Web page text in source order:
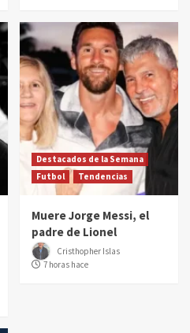
Destacados de la Semana
Futbol
Tendencias
Muere Jorge Messi, el
padre de Lionel
Cristhopher Islas
7 horas hace